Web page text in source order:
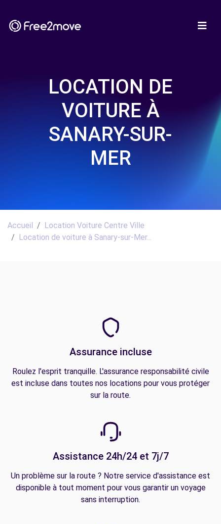
LOCATION DE
VOITURE À
SANARY-SUR-
MER
Accueil
Location Voiture Centre Ville
Location de voiture à Sanary-sur-Mer...
Assurance incluse
Roulez l'esprit tranquille. L'assurance responsabilité civile
est incluse dans toutes nos locations pour vous protéger
sur la route.
Assistance 24h/24 et 7j/7
Un problème sur la route ? Notre service d'assistance est
disponible à tout moment pour vous garantir un voyage
sans interruption.